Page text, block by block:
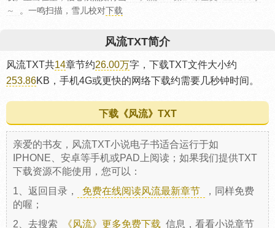
～
。一鸣扫描，雪儿校对下载
风流TXT简介
风流TXT共14章节约26.00万字，下载TXT文件大小约
253.86KB，手机4G或更快的网络下载约需要几秒钟时间。
下载《风流》TXT
亲爱的书友，风流TXT小说电子书适合运行于如
IPHONE、安卓等手机或PAD上阅读；如果我们提供TXT
下载资源不能使用，您可以：
1、返回目录，
免费在线阅读风流最新章节
，同样免费
的喔；
2、去搜索
《风流》更多免费下载 信息，看看小说章节